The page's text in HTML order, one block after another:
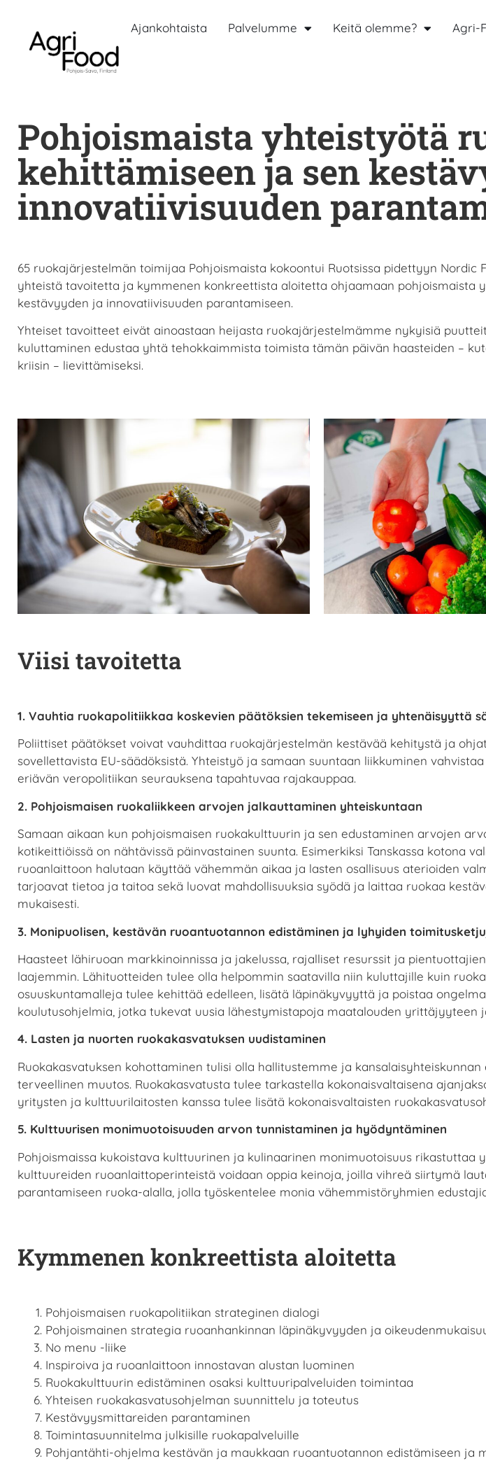
Ajankohtaista Palvelumme Keitä olemme? Agri-
Pohjoismaista yhteistyötä
kehittämiseen ja sen
innovatiivisuuden
65 ruokajärjestelmän toimijaa Pohjoismaista kokoontui Ruotsissa pidettyyn Nordic
yhteistä tavoitetta ja kymmenen konkreettista aloitetta ohjaamaan
kestävyyden ja innovatiivisuuden parantamiseen.
Yhteiset tavoitteet eivät ainoastaan heijasta ruokajärjestelmämme nykyisiä
kuluttaminen edustaa yhtä tehokkaimmista toimista tämän päivän haasteiden –
kriisin – lievittämiseksi.
Viisi tavoitetta
1. Vauhtia ruokapolitiikkaa koskevien päätöksien tekemiseen ja yhtenäisyyttä
Poliittiset päätökset voivat vauhdittaa ruokajärjestelmän kestävää kehitystä ja
sovellettavista EU-säädöksistä. Yhteistyö ja samaan suuntaan liikkuminen
eriävän veropolitiikan seurauksena tapahtuvaa rajakauppaa.
2. Pohjoismaisen ruokaliikkeen arvojen jalkauttaminen yhteiskuntaan
Samaan aikaan kun pohjoismaisen ruokakulttuurin ja sen edustaminen arvojen
kotikeittiöissä on nähtävissä päinvastainen suunta. Esimerkiksi Tanskassa kotona
ruoanlaittoon halutaan käyttää vähemmän aikaa ja lasten osallisuus aterioiden
tarjoavat tietoa ja taitoa sekä luovat mahdollisuuksia syödä ja laittaa ruokaa
mukaisesti.
3. Monipuolisen, kestävän ruoantuotannon edistäminen ja lyhyiden
Haasteet lähiruoan markkinoinnissa ja jakelussa, rajalliset resurssit ja
laajemmin. Lähituotteiden tulee olla helpommin saatavilla niin kuluttajille kuin
osuuskuntamalleja tulee kehittää edelleen, lisätä läpinäkyvyyttä ja poistaa
koulutusohjelmia, jotka tukevat uusia lähestymistapoja maatalouden yrittäjyyteen
4. Lasten ja nuorten ruokakasvatuksen uudistaminen
Ruokakasvatuksen kohottaminen tulisi olla hallitustemme ja
terveellinen muutos. Ruokakasvatusta tulee tarkastella kokonaisvaltaisena
yritysten ja kulttuurilaitosten kanssa tulee lisätä kokonaisvaltaisten
5. Kulttuurisen monimuotoisuuden arvon tunnistaminen ja hyödyntäminen
Pohjoismaissa kukoistava kulttuurinen ja kulinaarinen monimuotoisuus
kulttuureiden ruoanlaittoperinteistä voidaan oppia keinoja, joilla vihreä siirtymä
parantamiseen ruoka-alalla, jolla työskentelee monia vähemmistöryhmien
Kymmenen konkreettista aloitetta
Pohjoismaisen ruokapolitiikan strateginen dialogi
Pohjoismainen strategia ruoanhankinnan läpinäkyvyyden ja
No menu -liike
Inspiroiva ja ruoanlaittoon innostavan alustan luominen
Ruokakulttuurin edistäminen osaksi kulttuuripalveluiden toimintaa
Yhteisen ruokakasvatusohjelman suunnittelu ja toteutus
Kestävyysmittareiden parantaminen
Toimintasuunnitelma julkisille ruokapalveluille
Pohjantähti-ohjelma kestävän ja maukkaan ruoantuotannon edistämiseen ja